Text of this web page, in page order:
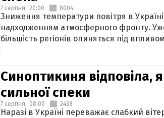
7 серпня, 20:00 8004
Зниження температури повітря в Україні
надходженням атмосферного фронту.
більшість регіонів опиняться під
Синоптикиня відповіла,
сильної спеки
7 серпня, 08:00 2438
Наразі в Україні переважає слабкий